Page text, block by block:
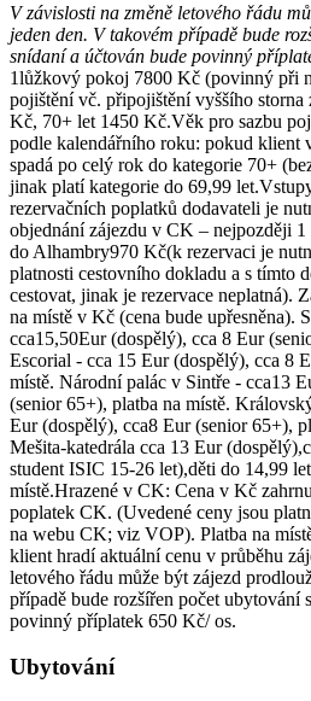
V závislosti na změně letového řádu
jeden den. V takovém případě bude
snídaní a účtován bude povinný
1lůžkový pokoj 7800 Kč (povinný při
pojištění vč. připojištění vyššího storna
Kč, 70+ let 1450 Kč.Věk pro sazbu
podle kalendářního roku: pokud klient
spadá po celý rok do kategorie 70+
jinak platí kategorie do 69,99
rezervačních poplatků dodavateli je
objednání zájezdu v CK – nejpozději
do Alhambry970 Kč(k rezervaci je
platnosti cestovního dokladu a s tímto
cestovat, jinak je rezervace neplatná).
na místě v Kč (cena bude upřesněna).
cca15,50Eur (dospělý), cca 8 Eur
Escorial - cca 15 Eur (dospělý), cca 8
místě. Národní palác v Sintře - cca13
(senior 65+), platba na místě.
Eur (dospělý), cca8 Eur (senior 65+),
Mešita-katedrála cca 13 Eur
student ISIC 15-26 let),děti do 14,99
místě.Hrazené v CK: Cena v Kč
poplatek CK. (Uvedené ceny jsou
na webu CK; viz VOP). Platba na
klient hradí aktuální cenu v průběhu
letového řádu může být zájezd
případě bude rozšířen počet ubytování
povinný příplatek 650 Kč/ os.
Ubytování